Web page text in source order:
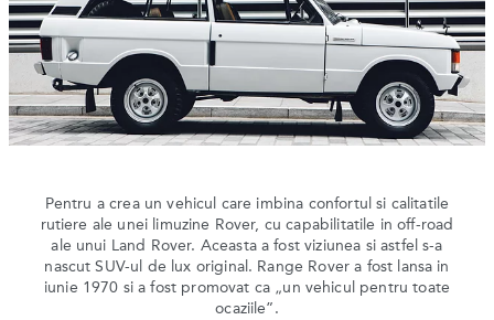
Pentru a crea un vehicul care imbina confortul si calitatile
rutiere ale unei limuzine Rover, cu capabilitatile in off-road
ale unui Land Rover. Aceasta a fost viziunea si astfel s-a
nascut SUV-ul de lux original. Range Rover a fost lansa in
iunie 1970 si a fost promovat ca „un vehicul pentru toate
ocaziile”.